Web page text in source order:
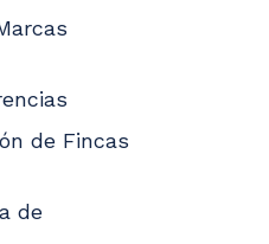
de Fincas
de